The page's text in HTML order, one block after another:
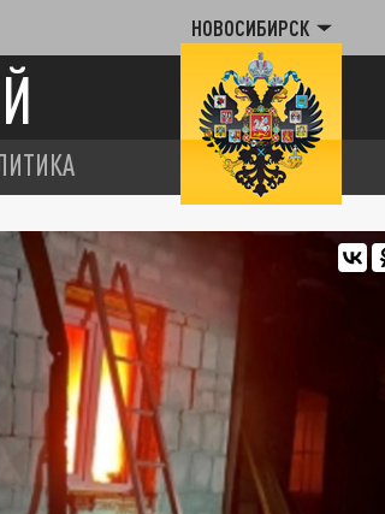
НОВОСИБИРСК